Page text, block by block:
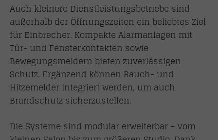
Auch kleinere Dienstleistungsbetriebe sind
außerhalb der Öffnungszeiten ein beliebtes Ziel
für Einbrecher. Kompakte Alarmanlagen mit
Tür- und Fensterkontakten sowie
Bewegungsmeldern bieten zuverlässigen
Schutz. Ergänzend können Rauch- und
Hitzemelder integriert werden, um auch
Brandschutz sicherzustellen.
Die Systeme sind modular erweiterbar – vom